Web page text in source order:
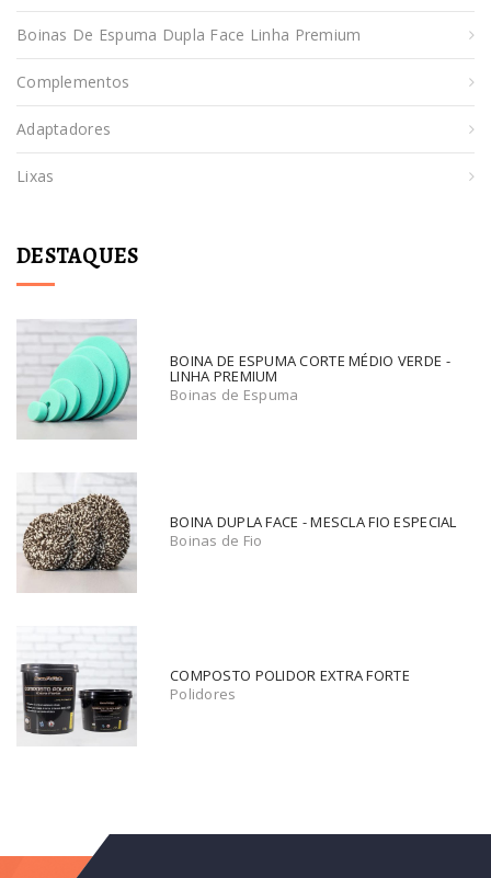
Boinas De Espuma Dupla Face Linha Premium
Complementos
Adaptadores
Lixas
DESTAQUES
BOINA DE ESPUMA CORTE MÉDIO VERDE -
LINHA PREMIUM
Boinas de Espuma
BOINA DUPLA FACE - MESCLA FIO ESPECIAL
Boinas de Fio
COMPOSTO POLIDOR EXTRA FORTE
Polidores